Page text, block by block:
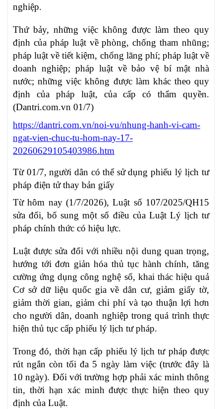
nghiệp.
Thứ bảy, những việc không được làm theo quy
định của pháp luật về phòng, chống tham nhũng;
pháp luật về tiết kiệm, chống lãng phí; pháp luật về
doanh nghiệp; pháp luật về bảo vệ bí mật nhà
nước; những việc không được làm khác theo quy
định của pháp luật, của cấp có thẩm quyền.
(Dantri.com.vn 01/7)
https://dantri.com.vn/noi-vu/nhung-hanh-vi-cam-
ngat-vien-chuc-tu-hom-nay-17-
20260629105403986.htm
Từ 01/7, người dân có thể sử dụng phiếu lý lịch tư
pháp điện tử thay bản giấy
Từ hôm nay (1/7/2026), Luật số 107/2025/QH15
sửa đổi, bổ sung một số điều của Luật Lý lịch tư
pháp chính thức có hiệu lực.
Luật được sửa đổi với nhiều nội dung quan trọng,
hướng tới đơn giản hóa thủ tục hành chính, tăng
cường ứng dụng công nghệ số, khai thác hiệu quả
Cơ sở dữ liệu quốc gia về dân cư, giảm giấy tờ,
giảm thời gian, giảm chi phí và tạo thuận lợi hơn
cho người dân, doanh nghiệp trong quá trình thực
hiện thủ tục cấp phiếu lý lịch tư pháp.
Trong đó, thời hạn cấp phiếu lý lịch tư pháp được
rút ngắn còn tối đa 5 ngày làm việc (trước đây là
10 ngày). Đối với trường hợp phải xác minh thông
tin, thời hạn xác minh được thực hiện theo quy
định của Luật.